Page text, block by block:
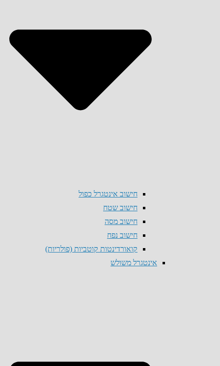
חישוב אינטגרל כפול
חישוב שטח
חישוב מסה
חישוב נפח
קואורדינטות קוטביות (פולריות)
אינטגרל משולש